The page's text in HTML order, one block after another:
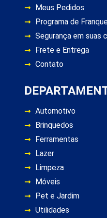
Meus Pedidos
Programa de
Segurança em suas
Frete e Entrega
Contato
Automotivo
Brinquedos
Ferramentas
Lazer
Limpeza
Móveis
Pet e Jardim
Utilidades